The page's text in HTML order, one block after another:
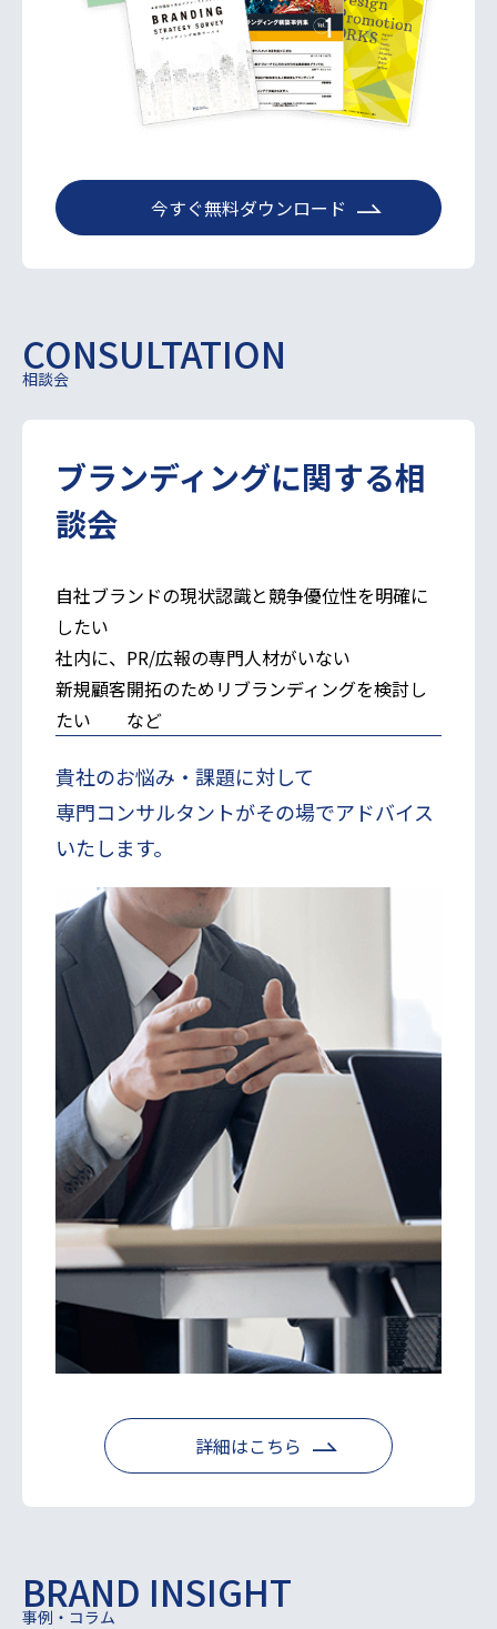
今すぐ無料ダウンロード
CONSULTATION
相談会
ブランディングに関する相
談会
自社ブランドの現状認識と競争優位性を明確に
したい
社内に、PR/広報の専門人材がいない
新規顧客開拓のためリブランディングを検討し
たい など
貴社のお悩み・課題に対して
専門コンサルタントがその場でアドバイス
いたします。
詳細はこちら
BRAND INSIGHT
事例・コラム